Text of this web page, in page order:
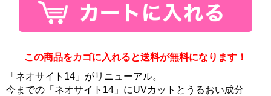
この商品をカゴに入れると送料が無料になります！
「ネオサイト14」がリニューアル。
今までの「ネオサイト14」にUVカットとうるおい成分